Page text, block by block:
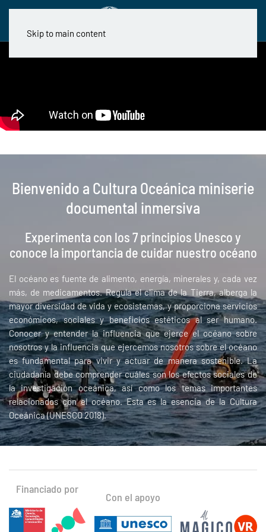
Skip to main content
Bienvenido a Cultura Oceánica miniserie
documental inmersiva
Experimenta con los 7 principios Unesco y
conoce la importancia de cuidar nuestro océano
El océano es fuente de alimento, energía, minerales y, cada vez
más, de medicamentos. Regula el clima de la Tierra, alberga la
mayor diversidad de vida y ecosistemas, y proporciona servicios
económicos, sociales y beneficios estéticos al ser humano.
Conocer y entender la influencia que ejerce el océano sobre
nosotros y la influencia que ejercemos nosotros sobre el océano
es fundamental para vivir y actuar de manera sostenible. La
ciudadanía debe comprender cuáles son los efectos sociales de
la investigación oceánica, así como los temas importantes
relacionados con el océano. Esta es la esencia de la Cultura
Oceánica (UNESCO 2018).
Financiado por
Con el apoyo